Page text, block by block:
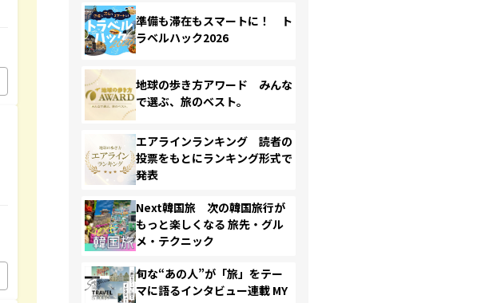
準備も滞在もスマートに！ ト
ラベルハック2026
地球の歩き方アワード みんな
で選ぶ、旅のベスト。
エアラインランキング 読者の
投票をもとにランキング形式で
発表
Next韓国旅 次の韓国旅行が
もっと楽しくなる 旅先・グル
メ・テクニック
旬な“あの人”が「旅」をテー
マに語るインタビュー連載 MY